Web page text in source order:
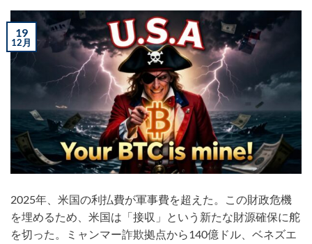
19
12月
2025年、米国の利払費が軍事費を超えた。この財政危機
を埋めるため、米国は「接収」という新たな財源確保に舵
を切った。ミャンマー詐欺拠点から140億ドル、ベネズエ